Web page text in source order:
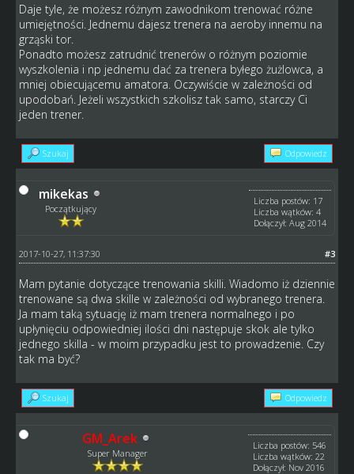
Daje tyle, że możesz różnym zawodnikom trenować różne
umiejętności. Jednemu dajesz trenera na aeroby innemu na
grząski tor.
Ponadto możesz zatrudnić trenerów o różnym poziomie
wyszkolenia i np jednemu dać za trenera byłego żużlowca, a
mniej obiecującemu amatora. Oczywiście w zależności od
upodobań. Jeżeli wszystkich szkolisz tak samo, starczy Ci
jeden trener.
Szukaj Odpowiedz
mikekas
Początkujący
Liczba postów: 17
Liczba wątków: 4
Dołączył: Aug 2014
#3
2017-10-27, 11:37:30
Mam pytanie dotyczące trenowania skilli. Wiadomo iż dziennie
trenowane są dwa skille w zależności od wybranego trenera.
Ja mam taką sytuację iż mam trenera normalnego i po
upłynięciu odpowiedniej ilości dni następuje skok ale tylko
jednego skilla - w moim przypadku jest to prowadzenie. Czy
tak ma być?
Szukaj Odpowiedz
GM_Arek
Super Manager
Liczba postów: 546
Liczba wątków: 22
Dołączył: Nov 2016